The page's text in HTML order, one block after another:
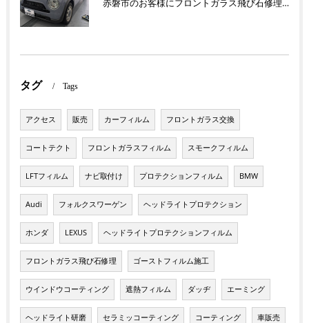
タグ Tags
アクセス 販売 カーフィルム フロントガラス交換
コートテクト フロントガラスフィルム スモークフィルム
LFTフィルム ナビ取付け プロテクションフィルム BMW
Audi フォルクスワーゲン ヘッドライトプロテクション
ホンダ LEXUS ヘッドライトプロテクションフィルム
フロントガラス飛び石修理 ゴーストフィルム施工
ウインドウコーティング 遮熱フィルム ダッヂ エーミング
ヘッドライト研磨 セラミッコーティング コーティング 車販売